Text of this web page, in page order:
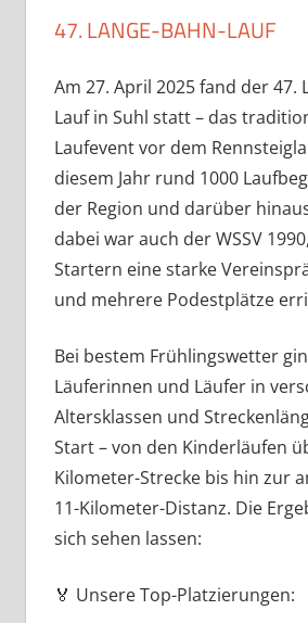
47. LANGE-BAHN-LAUF
Am 27. April 2025 fand der 47.
Lauf in Suhl statt – das
Laufevent vor dem
diesem Jahr rund 1000
der Region und darüber
dabei war auch der WSSV
Startern eine starke
und mehrere Podestplätze
Bei bestem Frühlingswetter
Läuferinnen und Läufer in
Altersklassen und
Start – von den Kinderläufen
Kilometer-Strecke bis hin zur
11-Kilometer-Distanz. Die
sich sehen lassen:
🏅 Unsere Top-Platzierungen: